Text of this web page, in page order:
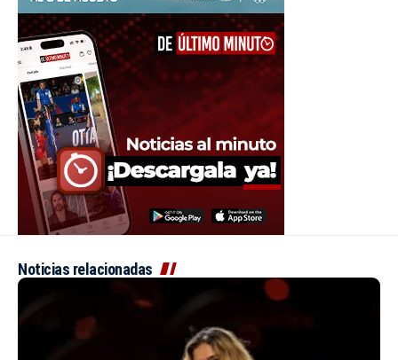
Noticias relacionadas